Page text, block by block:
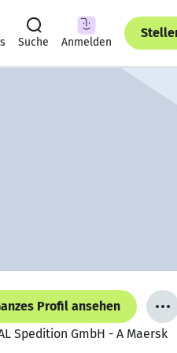
Suche Anmelden
Profil ansehen
Spedition GmbH - A Maersk